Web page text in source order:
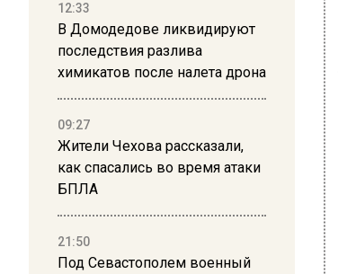
12:33
В Домодедове ликвидируют
последствия разлива
химикатов после налета дрона
09:27
Жители Чехова рассказали,
как спасались во время атаки
БПЛА
21:50
Под Севастополем военный